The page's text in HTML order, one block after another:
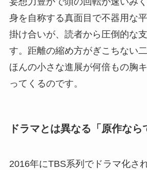
身を自称する真面目で不器用な
掛け合いが、読者から圧倒的な
す。距離の縮め方がぎこちない
ほんの小さな進展が何倍もの胸
ってくるのです。
ドラマとは異なる「原作なら
2016年にTBS系列でドラマ化さ